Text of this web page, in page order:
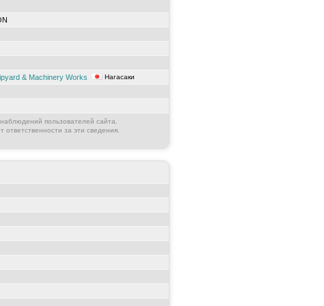
& Machinery Works Нагасаки
пользователей сайта.
за эти сведения.